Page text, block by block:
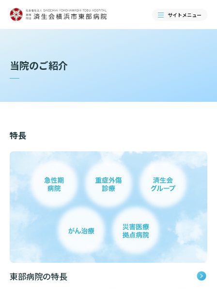
サイトメニュー
当院のご紹介
当院のご紹介トップ
幹部紹介
ご来院される方へ
ご来院される方へトップ
診療科・センター・部門
医療機関・医療者の方へ
当院のご紹介
特長
東部病院の特長